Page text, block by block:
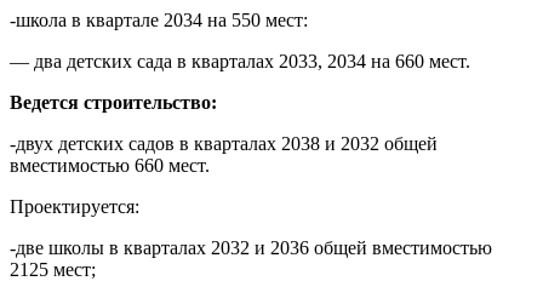
-школа в квартале 2034 на 550 мест:
— два детских сада в кварталах 2033, 2034 на 660 мест.
Ведется строительство:
-двух детских садов в кварталах 2038 и 2032 общей
вместимостью 660 мест.
Проектируется:
-две школы в кварталах 2032 и 2036 общей вместимостью
2125 мест;